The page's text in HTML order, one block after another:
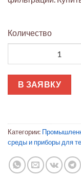
Количество
В ЗАЯВКУ
Категории:
среды и приборы для